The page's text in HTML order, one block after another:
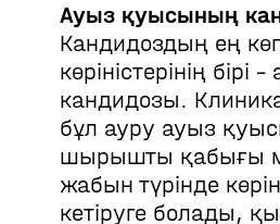
Ауыз қуысының
Кандидоздың ең
көріністерінің
кандидозы.
бұл ауру ауыз
шырышты қабығы
жабын түрінде
кетіруге болады,